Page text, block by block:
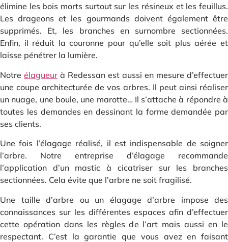
élimine les bois morts surtout sur les résineux et les feuillus.
Les drageons et les gourmands doivent également être
supprimés. Et, les branches en surnombre sectionnées.
Enfin, il réduit la couronne pour qu’elle soit plus aérée et
laisse pénétrer la lumière.
Notre élagueur à Redessan est aussi en mesure d’effectuer
une coupe architecturée de vos arbres. Il peut ainsi réaliser
un nuage, une boule, une marotte… Il s’attache à répondre à
toutes les demandes en dessinant la forme demandée par
ses clients.
Une fois l’élagage réalisé, il est indispensable de soigner
l’arbre. Notre entreprise d’élagage recommande
l’application d’un mastic à cicatriser sur les branches
sectionnées. Cela évite que l’arbre ne soit fragilisé.
Une taille d’arbre ou un élagage d’arbre impose des
connaissances sur les différentes espaces afin d’effectuer
cette opération dans les règles de l’art mais aussi en le
respectant. C’est la garantie que vous avez en faisant